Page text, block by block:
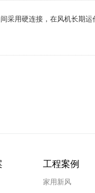
采用硬连接，在风机长期
工程案例
家用新风